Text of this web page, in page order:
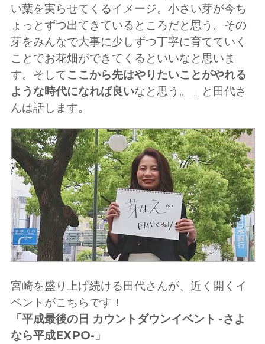
い葉を実らせてくるイメージ。小さい芽が今ち
ょっとずつ出てきているところだと思う。その
芽をみんなで大事に少しずつ丁寧に育てていく
ことでお花畑ができてくるといいなと思いま
す。そしてここから先はやりたいことがやれる
ような時代になれば良いなと思う。」と田代さ
んは話します。
宮崎を盛り上げ続ける田代さんが、近く開くイ
ベントがこちらです！
「平成最後の日 カウントダウンイベント -さよ
なら平成EXPO-」